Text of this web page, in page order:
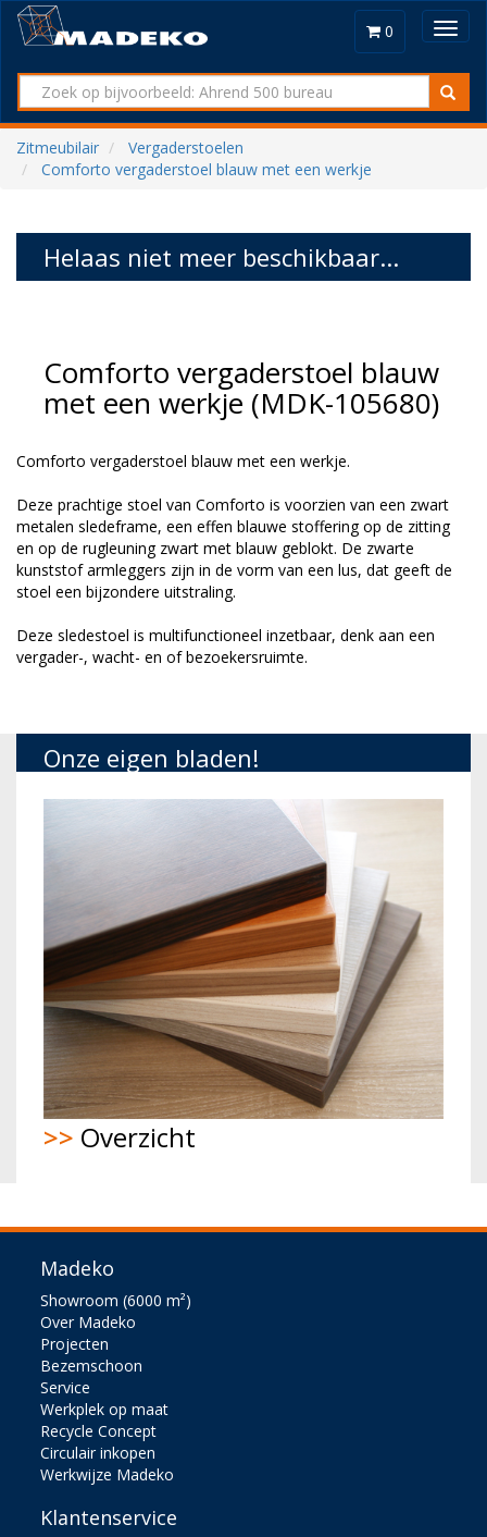
0
Zitmeubilair
Vergaderstoelen
Comforto vergaderstoel blauw met een werkje
Helaas niet meer beschikbaar...
Comforto vergaderstoel blauw
met een werkje (MDK-105680)
Comforto vergaderstoel blauw met een werkje.
Deze prachtige stoel van Comforto is voorzien van een zwart
metalen sledeframe, een effen blauwe stoffering op de zitting
en op de rugleuning zwart met blauw geblokt. De zwarte
kunststof armleggers zijn in de vorm van een lus, dat geeft de
stoel een bijzondere uitstraling.
Deze sledestoel is multifunctioneel inzetbaar, denk aan een
vergader-, wacht- en of bezoekersruimte.
Onze eigen bladen!
>> Overzicht
Madeko
Showroom (6000 m²)
Over Madeko
Projecten
Bezemschoon
Service
Werkplek op maat
Recycle Concept
Circulair inkopen
Werkwijze Madeko
Klantenservice